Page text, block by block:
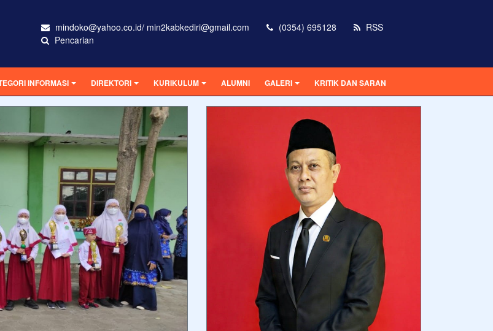
mindoko@yahoo.co.id/ min2kabkediri@gmail.com (0354) 695128
RSS
Pencarian
INFORMASI DIREKTORI KURIKULUM ALUMNI GALERI KRITIK DAN SARAN